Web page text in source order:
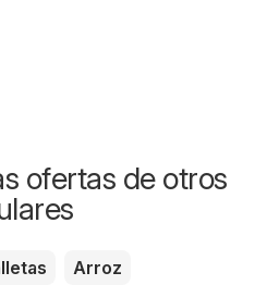
ofertas de otros
Arroz